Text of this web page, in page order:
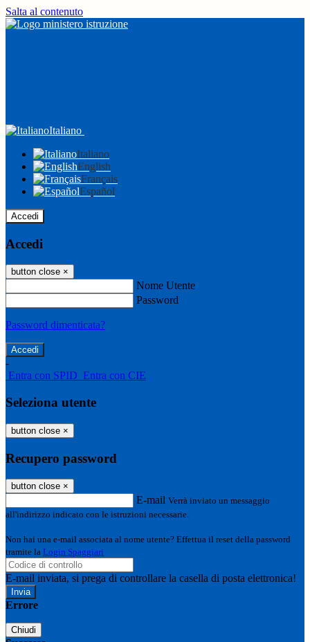
Salta al contenuto
Italiano
Italiano
English
Français
Español
Accedi
Accedi
button close ×
Nome Utente
Password
Password dimenticata?
-
Entra con SPID Entra con CIE
Seleziona utente
button close ×
Recupero password
button close ×
E-mail Verrà inviato un messaggio
all'indirizzo indicato con le istruzioni necessarie.
Non hai una e-mail associata al nome utente? Effettua il reset della password
tramite la Login Spaggiari
E-mail inviata, si prega di controllare la casella di posta elettronica!
Errore
Chiudi